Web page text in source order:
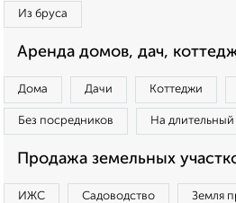
Из бруса
Аренда домов, дач,
Дома Дачи Коттеджи
Без посредников На длительный
Продажа земельных
ИЖС Садоводство Земля